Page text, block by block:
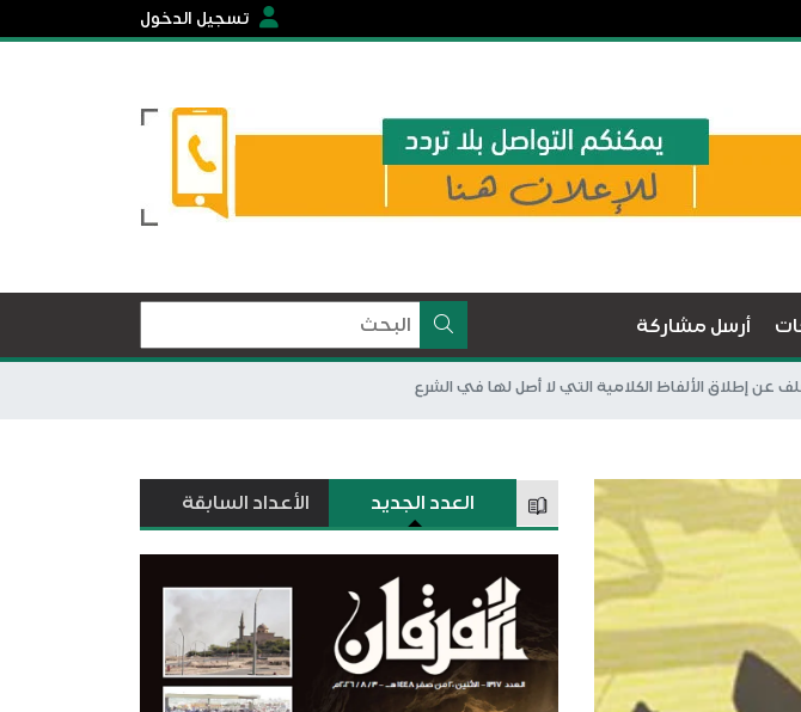
تسجيل الدخول
أرسل مشاركة
إطلاق الألفاظ الكلامية التي لا أصل لها في الشرع
العدد الجديد الأعداد السابقة